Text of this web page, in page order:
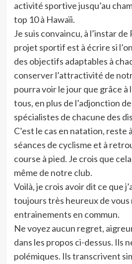
activité sportive jusqu’au
top 10 à Hawaïi.
Je suis convaincu, à l’instar
projet sportif est à écrire si
des objectifs adaptables à
conserver l’attractivité de
pourra voir le jour que grâce à
tous, en plus de l’adjonction
spécialistes de chacune des
C’est le cas en natation, reste
séances de cyclisme et à
course à pied. Je crois que
même de notre club.
Voilà, je crois avoir dit ce que
toujours très heureux de
entrainements en commun.
Ne voyez aucun regret,
dans les propos ci-dessus. Ils
polémiques. Ils transcrivent